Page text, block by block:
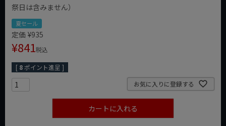
祭日は含みません）
夏セール
定価 ¥935
¥841税込
[ 8ポイント進呈 ]
お気に入りに登録する
カートに入れる